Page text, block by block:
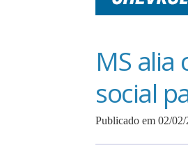
MS
social
Publicado em 02/